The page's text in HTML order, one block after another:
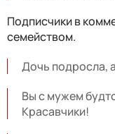
Подписчики в
семейством.
Дочь подросла,
Вы с мужем
Красавчики!